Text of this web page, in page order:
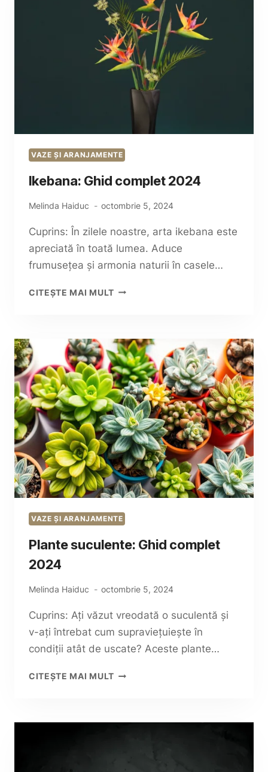
VAZE ȘI ARANJAMENTE
Ikebana: Ghid complet 2024
Melinda Haiduc octombrie 5, 2024
Cuprins: În zilele noastre, arta ikebana este
apreciată în toată lumea. Aduce
frumusețea și armonia naturii în casele…
CITEȘTE MAI MULTIKEBANA:
VAZE ȘI ARANJAMENTE
Plante suculente: Ghid complet
2024
Melinda Haiduc octombrie 5, 2024
Cuprins: Ați văzut vreodată o suculentă și
v-ați întrebat cum supraviețuiește în
condiții atât de uscate? Aceste plante…
CITEȘTE MAI MULTPLANTE